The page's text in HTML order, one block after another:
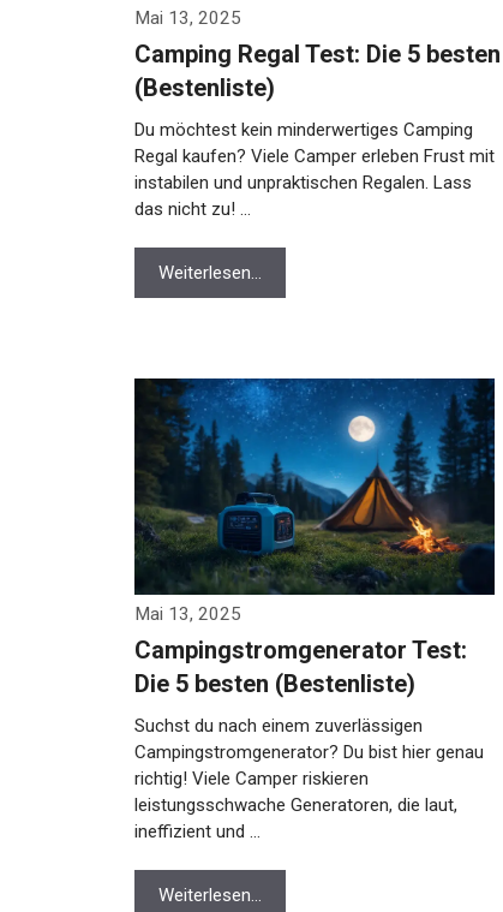
Mai 13, 2025
Camping Regal Test: Die 5 besten
(Bestenliste)
Du möchtest kein minderwertiges Camping
Regal kaufen? Viele Camper erleben Frust mit
instabilen und unpraktischen Regalen. Lass
das nicht zu! …
Weiterlesen…
Mai 13, 2025
Campingstromgenerator Test:
Die 5 besten (Bestenliste)
Suchst du nach einem zuverlässigen
Campingstromgenerator? Du bist hier genau
richtig! Viele Camper riskieren
leistungsschwache Generatoren, die laut,
ineffizient und …
Weiterlesen…